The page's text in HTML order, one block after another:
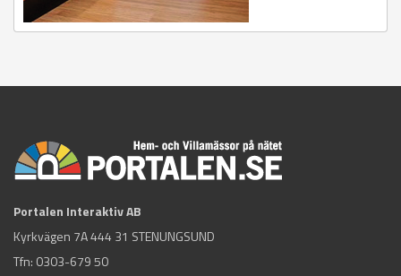
Portalen Interaktiv AB
Kyrkvägen 7A 444 31 STENUNGSUND
Tfn: 0303-679 50